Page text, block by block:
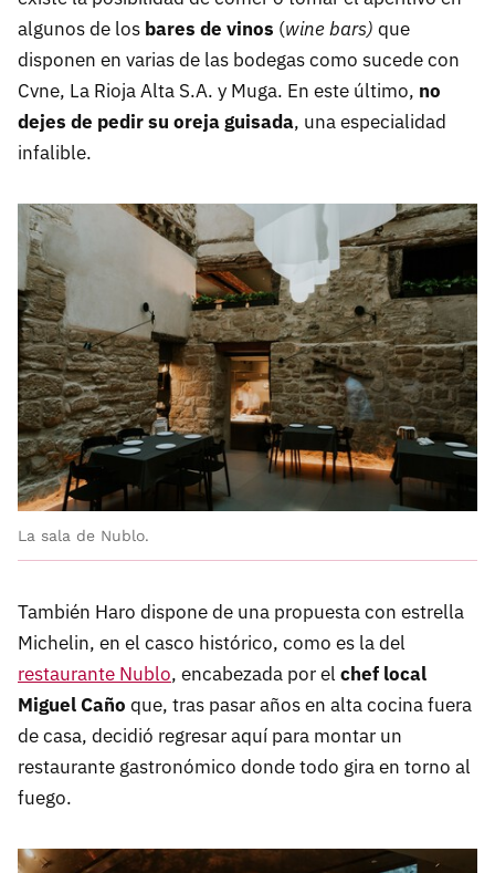
algunos de los bares de vinos (wine bars) que
disponen en varias de las bodegas como sucede con
Cvne, La Rioja Alta S.A. y Muga. En este último, no
dejes de pedir su oreja guisada, una especialidad
infalible.
La sala de Nublo.
También Haro dispone de una propuesta con estrella
Michelin, en el casco histórico, como es la del
restaurante Nublo, encabezada por el chef local
Miguel Caño que, tras pasar años en alta cocina fuera
de casa, decidió regresar aquí para montar un
restaurante gastronómico donde todo gira en torno al
fuego.